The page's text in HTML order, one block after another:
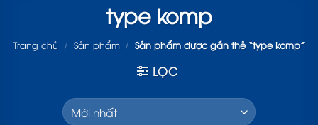
type komp
Trang chủ / Sản phẩm / Sản phẩm được gắn thẻ “type komp”
LỌC